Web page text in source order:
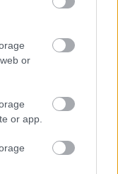
or
or app.